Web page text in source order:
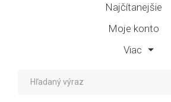
Najčítanejšie
Moje konto
Viac